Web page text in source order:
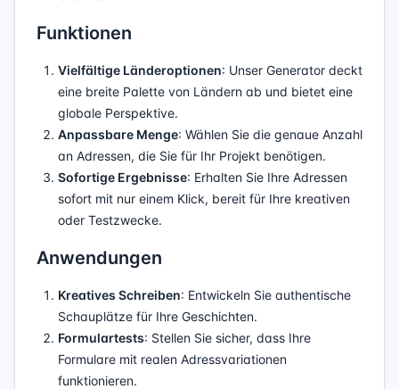
Funktionen
Vielfältige Länderoptionen: Unser Generator deckt
eine breite Palette von Ländern ab und bietet eine
globale Perspektive.
Anpassbare Menge: Wählen Sie die genaue Anzahl
an Adressen, die Sie für Ihr Projekt benötigen.
Sofortige Ergebnisse: Erhalten Sie Ihre Adressen
sofort mit nur einem Klick, bereit für Ihre kreativen
oder Testzwecke.
Anwendungen
Kreatives Schreiben: Entwickeln Sie authentische
Schauplätze für Ihre Geschichten.
Formulartests: Stellen Sie sicher, dass Ihre
Formulare mit realen Adressvariationen
funktionieren.